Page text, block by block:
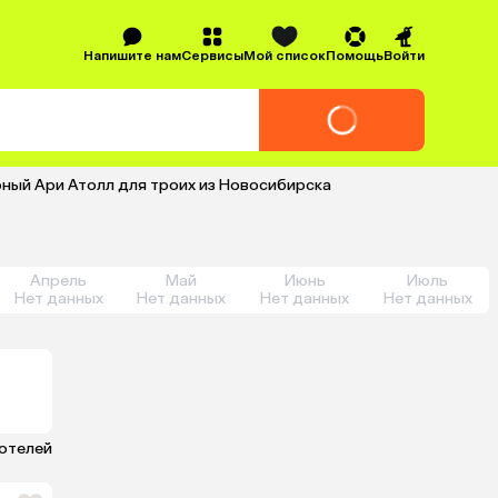
Напишите намСервисыМой списокПомощьВойти
Ари Атолл для троих из Новосибирска
Апрель
Нет данных
Май
Нет данных
Июнь
Нет данных
Июль
Нет данных